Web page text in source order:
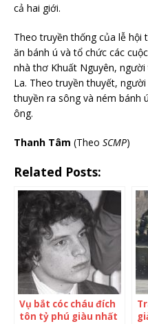
cả hai giới.
Theo truyền thống của lễ hội
ăn bánh ú và tổ chức các
nhà thơ Khuất Nguyên,
La. Theo truyền thuyết,
thuyền ra sông và ném bánh
ông.
Thanh Tâm (Theo SCMP)
Related Posts:
Vụ bắt cóc cháu đích
tôn tỷ phú giàu nhất